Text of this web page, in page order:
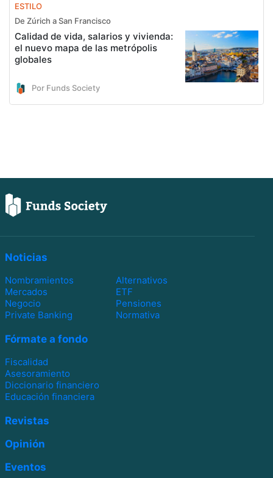
ESTILO
De Zúrich a San Francisco
Calidad de vida, salarios y vivienda:
el nuevo mapa de las metrópolis
globales
Por Funds Society
Noticias
Nombramientos
Alternativos
Mercados
ETF
Negocio
Pensiones
Private Banking
Normativa
Fórmate a fondo
Fiscalidad
Asesoramiento
Diccionario financiero
Educación financiera
Revistas
Opinión
Eventos